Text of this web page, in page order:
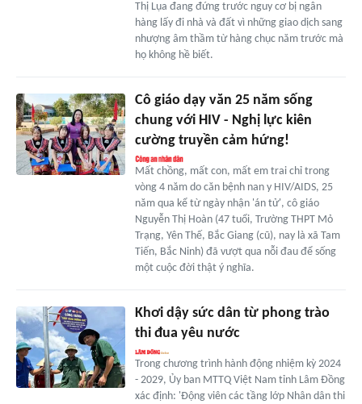
Thị Lụa đang đứng trước nguy cơ bị ngân
hàng lấy đi nhà và đất vì những giao dịch sang
nhượng âm thầm từ hàng chục năm trước mà
họ không hề biết.
Cô giáo dạy văn 25 năm sống
chung với HIV - Nghị lực kiên
cường truyền cảm hứng!
Mất chồng, mất con, mất em trai chỉ trong
vòng 4 năm do căn bệnh nan y HIV/AIDS, 25
năm qua kể từ ngày nhận 'án tử', cô giáo
Nguyễn Thị Hoàn (47 tuổi, Trường THPT Mỏ
Trạng, Yên Thế, Bắc Giang (cũ), nay là xã Tam
Tiến, Bắc Ninh) đã vượt qua nỗi đau để sống
một cuộc đời thật ý nghĩa.
Khơi dậy sức dân từ phong trào
thi đua yêu nước
Trong chương trình hành động nhiệm kỳ 2024
- 2029, Ủy ban MTTQ Việt Nam tỉnh Lâm Đồng
xác định: 'Động viên các tầng lớp Nhân dân thi